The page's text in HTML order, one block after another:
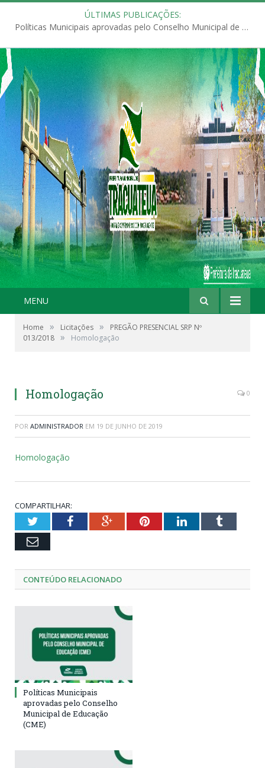
ÚLTIMAS PUBLICAÇÕES:
Políticas Municipais aprovadas pelo Conselho Municipal de Educação (CME)
MENU
Home » Licitações »
PREGÃO PRESENCIAL SRP Nº
013/2018 » Homologação
Homologação 0
POR ADMINISTRADOR EM 19 DE JUNHO DE 2019
Homologação
COMPARTILHAR:
TwitterFacebookGoogle+PinterestLinkedInTumblr
Email
CONTEÚDO RELACIONADO
Políticas Municipais
aprovadas pelo Conselho
Municipal de Educação
(CME)